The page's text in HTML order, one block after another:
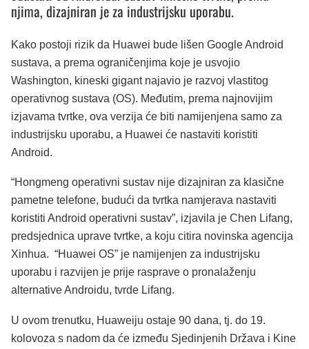
njima, dizajniran je za industrijsku uporabu.
Kako postoji rizik da Huawei bude lišen Google Android
sustava, a prema ograničenjima koje je usvojio
Washington, kineski gigant najavio je razvoj vlastitog
operativnog sustava (OS). Međutim, prema najnovijim
izjavama tvrtke, ova verzija će biti namijenjena samo za
industrijsku uporabu, a Huawei će nastaviti koristiti
Android.
“Hongmeng operativni sustav nije dizajniran za klasične
pametne telefone, budući da tvrtka namjerava nastaviti
koristiti Android operativni sustav”, izjavila je Chen Lifang,
predsjednica uprave tvrtke, a koju citira novinska agencija
Xinhua. “Huawei OS” je namijenjen za industrijsku
uporabu i razvijen je prije rasprave o pronalaženju
alternative Androidu, tvrde Lifang.
U ovom trenutku, Huaweiju ostaje 90 dana, tj. do 19.
kolovoza s nadom da će između Sjedinjenih Država i Kine